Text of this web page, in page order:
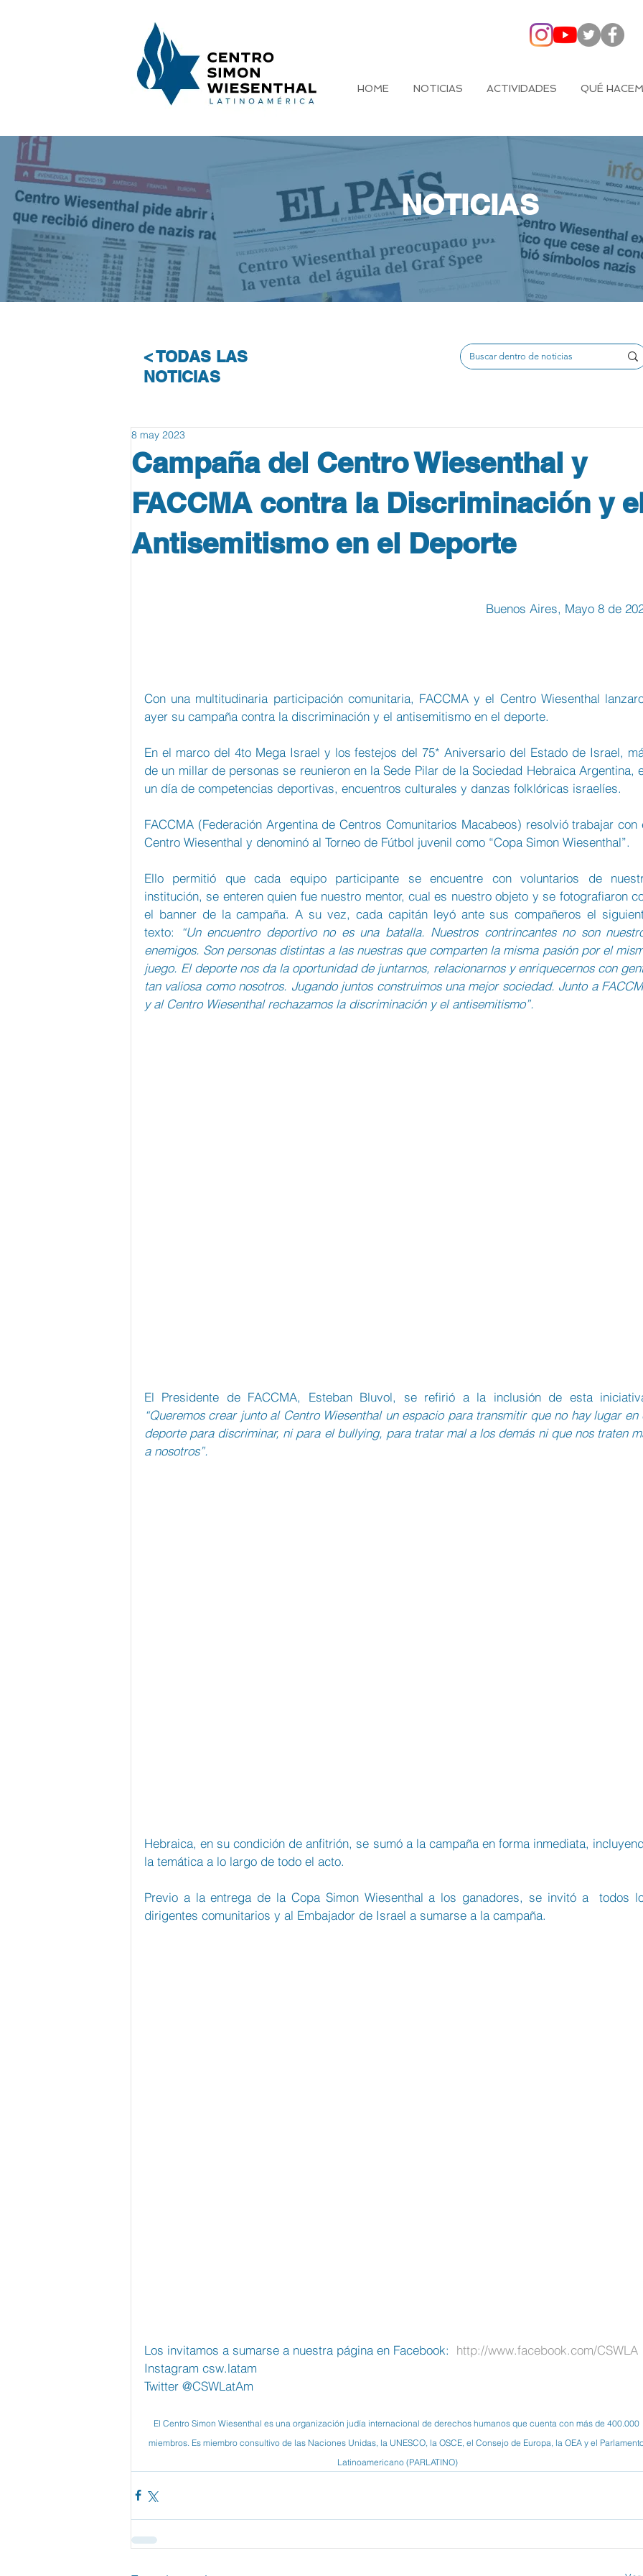
HOME NOTICIAS ACTIVIDADES QUÉ
NOTICIAS
< TODAS LAS
NOTICIAS
Campaña del Centro Wiesenthal y
FACCMA contra la Discriminación y
Antisemitismo en el Deporte
8 may 2023
Buenos Aires, Mayo 8 de
Con una multitudinaria participación comunitaria, FACCMA y el Centro Wiesenthal
ayer su campaña contra la discriminación y el antisemitismo en el deporte.
En el marco del 4to Mega Israel y los festejos del 75* Aniversario del Estado de Israel,
de un millar de personas se reunieron en la Sede Pilar de la Sociedad Hebraica Argentina,
un día de competencias deportivas, encuentros culturales y danzas folklóricas israelíes.
FACCMA (Federación Argentina de Centros Comunitarios Macabeos) resolvió trabajar con
Centro Wiesenthal y denominó al Torneo de Fútbol juvenil como “Copa Simon Wiesenthal”.
Ello permitió que cada equipo participante se encuentre con voluntarios de
institución, se enteren quien fue nuestro mentor, cual es nuestro objeto y se fotografiaron
el banner de la campaña. A su vez, cada capitán leyó ante sus compañeros el
texto:
“Un encuentro deportivo no es una batalla. Nuestros contrincantes no son
enemigos. Son personas distintas a las nuestras que comparten la misma pasión por el
juego. El deporte nos da la oportunidad de juntarnos, relacionarnos y enriquecernos con
tan valiosa como nosotros. Jugando juntos construimos una mejor sociedad. Junto a
y al Centro Wiesenthal rechazamos la discriminación y el antisemitismo”.
“Queremos crear junto al Centro Wiesenthal un espacio para transmitir que no hay lugar en
deporte para discriminar, ni para el bullying, para tratar mal a los demás ni que nos traten
a nosotros”.
Hebraica, en su condición de anfitrión, se sumó a la campaña en forma inmediata,
la temática a lo largo de todo el acto.
Previo a la entrega de la Copa Simon Wiesenthal a los ganadores, se invitó a  todos
dirigentes comunitarios y al Embajador de Israel a sumarse a la campaña.
Los invitamos a sumarse a nuestra página en Facebook: http://www.facebook.com/CSWLA
Instagram csw.latam
Twitter @CSWLatAm
El Centro Simon Wiesenthal es una organización judía internacional de derechos humanos que cuenta con más de 400.000
miembros. Es miembro consultivo de las Naciones Unidas, la UNESCO, la OSCE, el Consejo de Europa, la OEA y el
Latinoamericano (PARLATINO)